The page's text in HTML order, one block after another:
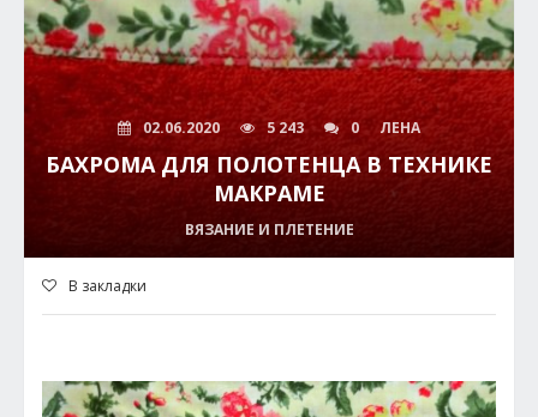
02.06.2020 5 243 0 ЛЕНА
БАХРОМА ДЛЯ ПОЛОТЕНЦА В ТЕХНИКЕ
МАКРАМЕ
ВЯЗАНИЕ И ПЛЕТЕНИЕ
В закладки